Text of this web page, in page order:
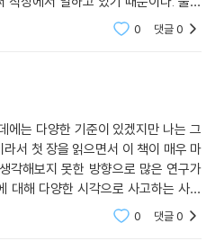
특근에 집에 오면 지쳐 쓰러져 자기
0 댓글0
에는 다양한 기준이 있겠지만 나는 그
서 첫 장을 읽으면서 이 책이 매우 마
각해보지 못한 방향으로 많은 연구가
대해 다양한 시각으로 사고하는 사람
느끼기 위
0 댓글0